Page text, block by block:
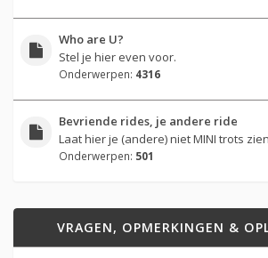
Who are U?
Stel je hier even voor.
Onderwerpen: 4316
Bevriende rides, je andere ride
Laat hier je (andere) niet MINI trots
Onderwerpen: 501
VRAGEN, OPMERKINGEN &